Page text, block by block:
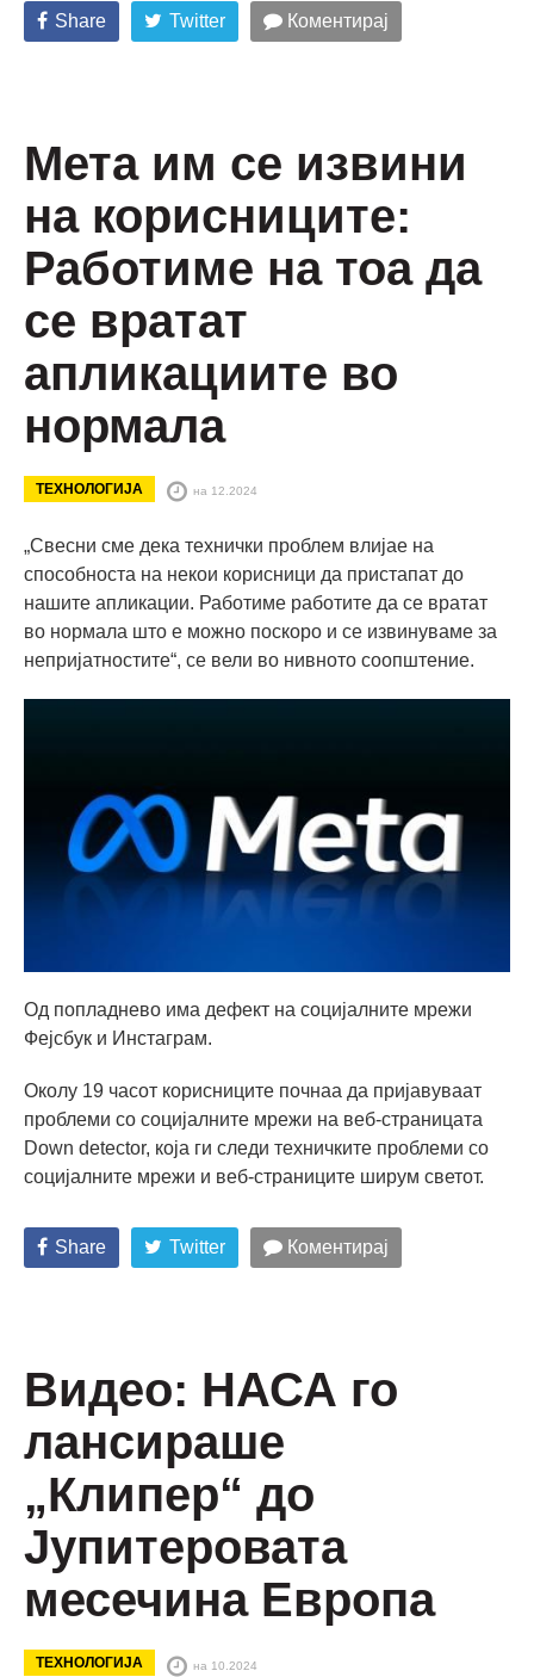
Share Twitter Коментирај
Мета им се извини
на корисниците:
Работиме на тоа да
се вратат
апликациите во
нормала
ТЕХНОЛОГИЈА на 12.2024
„Свесни сме дека технички проблем влијае на
способноста на некои корисници да пристапат до
нашите апликации. Работиме работите да се вратат
во нормала што е можно поскоро и се извинуваме за
непријатностите“, се вели во нивното соопштение.
Од попладнево има дефект на социјалните мрежи
Фејсбук и Инстаграм.
Околу 19 часот корисниците почнаа да пријавуваат
проблеми со социјалните мрежи на веб-страницата
Down detector, која ги следи техничките проблеми со
социјалните мрежи и веб-страниците ширум светот.
Share Twitter Коментирај
Видео: НАСА го
лансираше
„Клипер“ до
Јупитеровата
месечина Европа
ТЕХНОЛОГИЈА на 10.2024